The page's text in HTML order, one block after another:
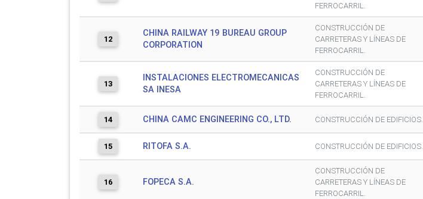
FERROCARRIL.
12
CHINA RAILWAY 19 BUREAU GROUP
CORPORATION
CONSTRUCCIÓN DE
CARRETERAS Y LÍNEAS DE
FERROCARRIL.
13
INSTALACIONES ELECTROMECANICAS
SA INESA
CONSTRUCCIÓN DE
CARRETERAS Y LÍNEAS DE
FERROCARRIL.
14 CHINA CAMC ENGINEERING CO., LTD. CONSTRUCCIÓN DE EDIFICIOS.
15 RITOFA S.A. CONSTRUCCIÓN DE EDIFICIOS.
16 FOPECA S.A.
CONSTRUCCIÓN DE
CARRETERAS Y LÍNEAS DE
FERROCARRIL.